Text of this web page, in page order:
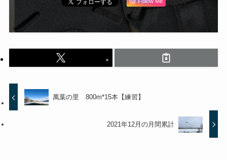
萬葉の里 800m*15本【練習】
2021年12月の月間累計